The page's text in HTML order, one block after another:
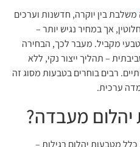
משלבת בין יוקרה, חדשנות וערכים
אך במחיר נגיש יותר –
מיהלום טבעי מקביל. מעבר לכך, הבחירה
– תהליך ייצור נקי, ללא
רבים בוחרים בטבעות מסוג זה
ערכית.
יהלום מעבדה?
מטבעות יהלום רגילות –